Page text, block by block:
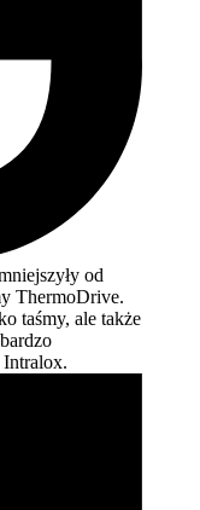
od
ThermoDrive.
taśmy, ale także
Intralox.